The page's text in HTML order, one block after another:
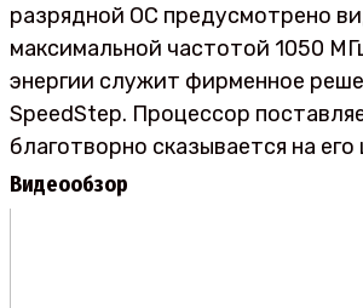
разрядной ОС предусмотрено
максимальной частотой 1050
энергии служит фирменное
SpeedStep. Процессор
благотворно сказывается на его
Видеообзор